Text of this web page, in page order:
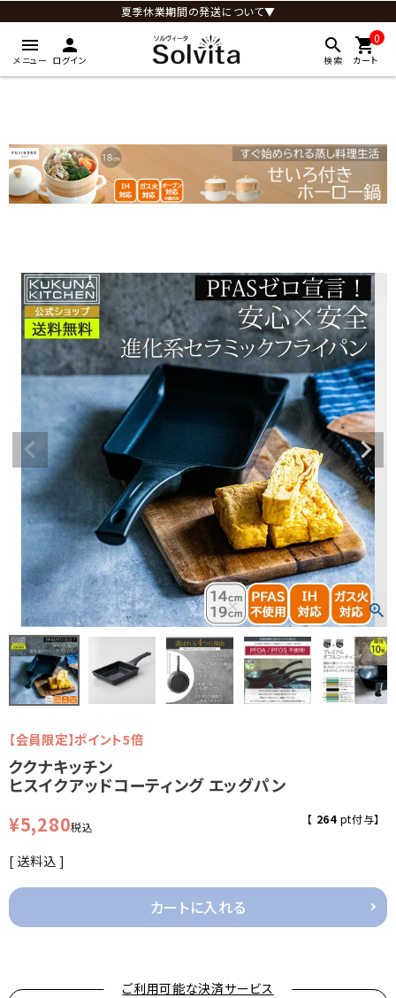
夏季休業期間の発送について▼
menu
メニュー
person
ログイン
search
検索
0
shopping_cart
カート
【会員限定】ポイント5倍
ククナキッチン
ヒスイクアッドコーティング エッグパン
¥5,280税込
【 264 pt付与】
送料込
カートに入れる
ご利用可能な決済サービス